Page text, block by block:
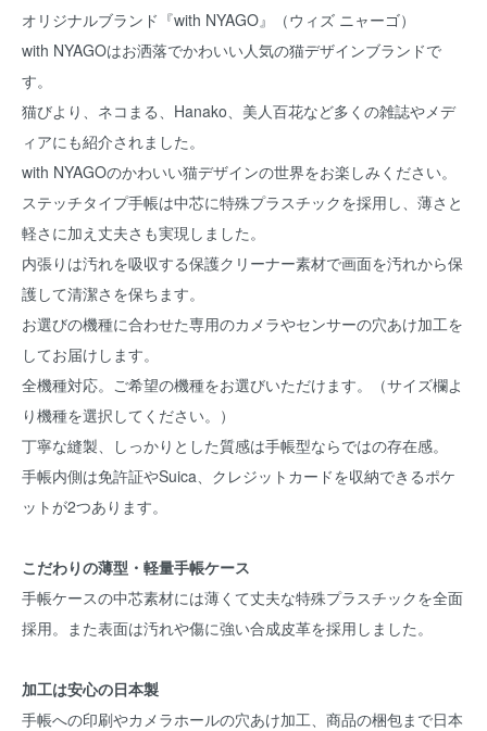
オリジナルブランド『with NYAGO』（ウィズ ニャーゴ）
with NYAGOはお洒落でかわいい人気の猫デザインブランドで
す。
猫びより、ネコまる、Hanako、美人百花など多くの雑誌やメデ
ィアにも紹介されました。
with NYAGOのかわいい猫デザインの世界をお楽しみください。
ステッチタイプ手帳は中芯に特殊プラスチックを採用し、薄さと
軽さに加え丈夫さも実現しました。
内張りは汚れを吸収する保護クリーナー素材で画面を汚れから保
護して清潔さを保ちます。
お選びの機種に合わせた専用のカメラやセンサーの穴あけ加工を
してお届けします。
全機種対応。ご希望の機種をお選びいただけます。（サイズ欄よ
り機種を選択してください。）
丁寧な縫製、しっかりとした質感は手帳型ならではの存在感。
手帳内側は免許証やSuica、クレジットカードを収納できるポケ
ットが2つあります。
こだわりの薄型・軽量手帳ケース
手帳ケースの中芯素材には薄くて丈夫な特殊プラスチックを全面
採用。また表面は汚れや傷に強い合成皮革を採用しました。
加工は安心の日本製
手帳への印刷やカメラホールの穴あけ加工、商品の梱包まで日本